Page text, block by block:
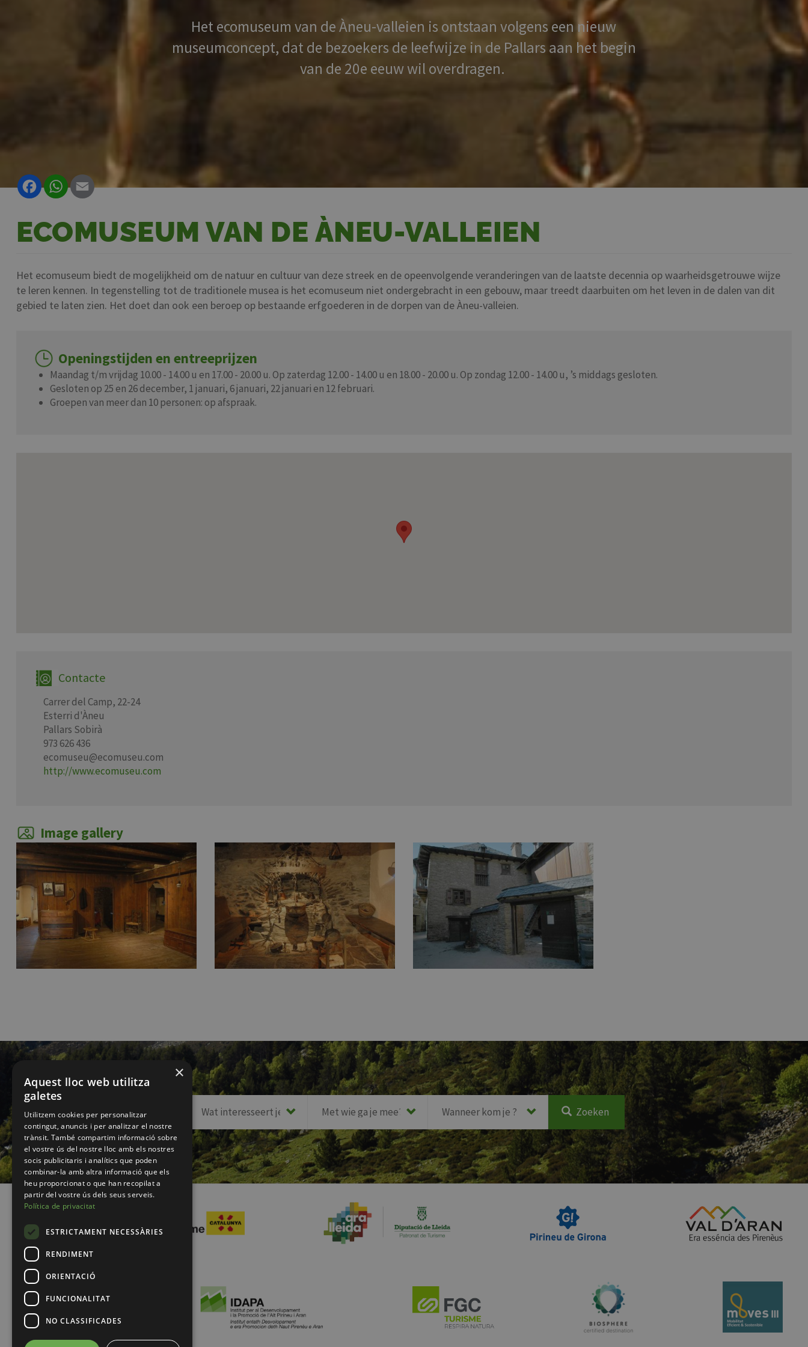
Het ecomuseum van de Àneu-valleien is ontstaan volgens een nieuw
museumconcept, dat de bezoekers de leefwijze in de Pallars aan het begin
van de 20e eeuw wil overdragen.
FacebookWhatsApp
ECOMUSEUM VAN DE ÀNEU-VALLEIEN
Het ecomuseum biedt de mogelijkheid om de natuur en cultuur van deze streek en de opeenvolgende veranderingen van de laatste decennia op waarheidsgetrouwe wijze
te leren kennen. In tegenstelling tot de traditionele musea is het ecomuseum niet ondergebracht in een gebouw, maar treedt daarbuiten om het leven in de dalen van dit
gebied te laten zien. Het doet dan ook een beroep op bestaande erfgoederen in de dorpen van de Àneu-valleien.
Openingstijden en entreeprijzen
Maandag t/m vrijdag 10.00 - 14.00 u en 17.00 - 20.00 u. Op zaterdag 12.00 - 14.00 u en 18.00 - 20.00 u. Op zondag 12.00 - 14.00 u, ’s middags gesloten.
Gesloten op 25 en 26 december, 1 januari, 6 januari, 22 januari en 12 februari.
Groepen van meer dan 10 personen: op afspraak.
Contacte
Carrer del Camp, 22-24
Esterri d'Àneu
Pallars Sobirà
973 626 436
ecomuseu@ecomuseu.com
http://www.ecomuseu.com
Image gallery
Zoeken
×
Aquest lloc web utilitza
galetes
Utilitzem cookies per personalitzar
contingut, anuncis i per analitzar el nostre
trànsit. També compartim informació sobre
el vostre ús del nostre lloc amb els nostres
socis publicitaris i analítics que poden
combinar-la amb altra informació que els
heu proporcionat o que han recopilat a
partir del vostre ús dels seus serveis.
Política de privacitat
ESTRICTAMENT NECESSÀRIES
RENDIMENT
ORIENTACIÓ
FUNCIONALITAT
NO CLASSIFICADES